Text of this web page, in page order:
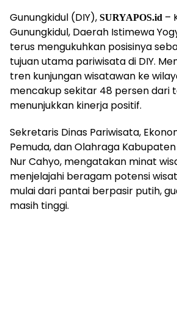
Gunungkidul (DIY), SURYAPOS.id –
Gunungkidul, Daerah Istimewa
terus mengukuhkan posisinya
tujuan utama pariwisata di DIY.
tren kunjungan wisatawan ke
mencakup sekitar 48 persen dari
menunjukkan kinerja positif.
Sekretaris Dinas Pariwisata,
Pemuda, dan Olahraga Kabupaten
Nur Cahyo, mengatakan minat
menjelajahi beragam potensi
mulai dari pantai berpasir putih,
masih tinggi.